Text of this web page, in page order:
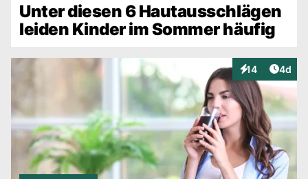
Unter diesen 6 Hautausschlägen
leiden Kinder im Sommer häufig
14
Interaktionen
4d